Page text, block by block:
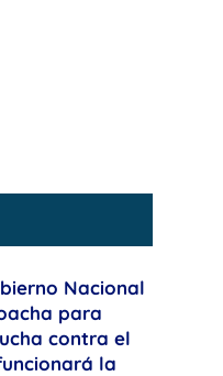
Nacional
para
contra el
la